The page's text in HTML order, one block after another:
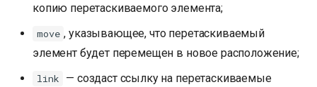
копию перетаскиваемого элемента;
move , указывающее, что перетаскиваемый
элемент будет перемещен в новое расположение;
link
— создаст ссылку на перетаскиваемые